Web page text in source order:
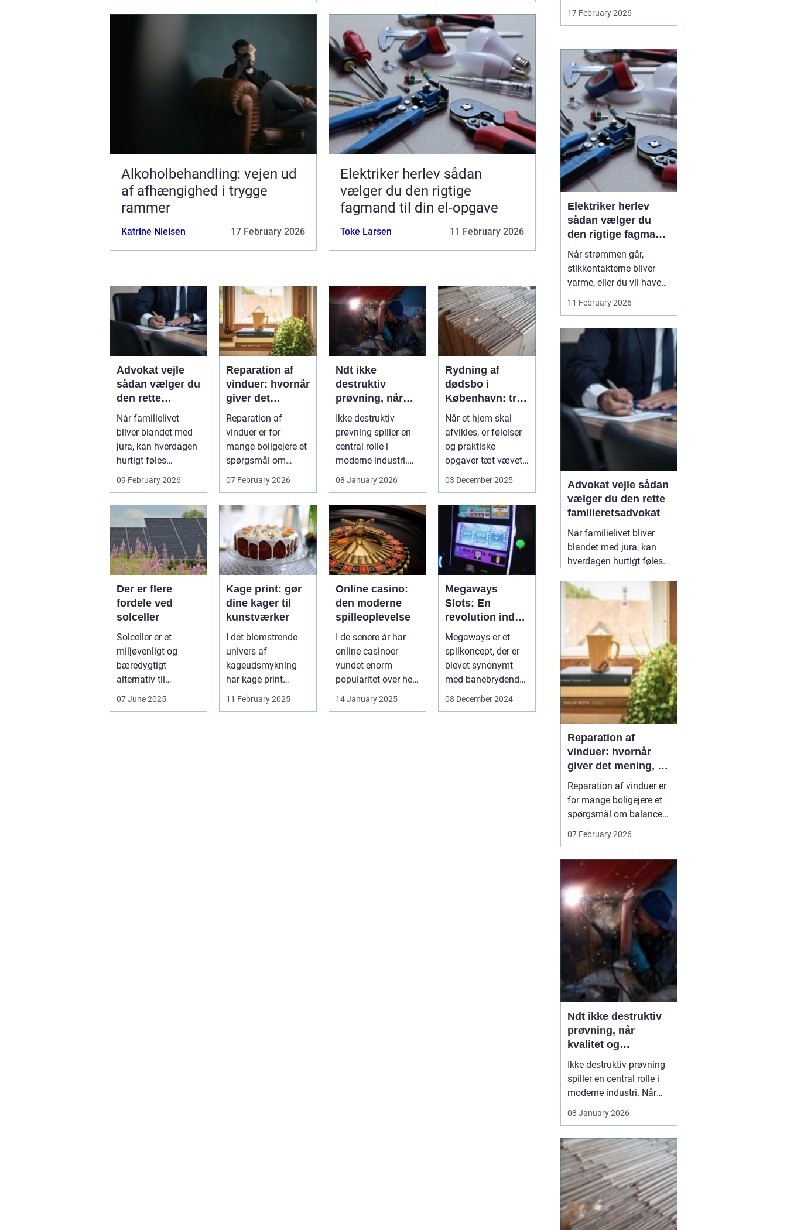
Alkoholbehandling: vejen ud
af afhængighed i trygge
rammer
Katrine Nielsen 17 February 2026
Elektriker herlev sådan
vælger du den rigtige
fagmand til din el-opgave
Toke Larsen 11 February 2026
Advokat vejle
sådan vælger du
den rette
familieretsadvok
at
Når familielivet
bliver blandet med
jura, kan hverdagen
hurtigt føles
uoverskuelig.
Uenighed om børn...
09 February 2026
Reparation af
vinduer: hvornår
giver det
mening, og hvad
skal du vælge?
Reparation af
vinduer er for
mange boligejere et
spørgsmål om
balance. På den
07 February 2026
Ndt ikke
destruktiv
prøvning, når
kvalitet og
sikkerhed er
afgørende
Ikke destruktiv
prøvning spiller en
central rolle i
moderne industri.
trykbærende u...
08 January 2026
Rydning af
dødsbo i
København: tryg
proces og
respekt for boet
Når et hjem skal
afvikles, er følelser
og praktiske
opgaver tæt vævet
samme...
03 December 2025
Der er flere
fordele ved
solceller
Solceller er et
miljøvenligt og
bæredygtigt
alternativ til
07 June 2025
Kage print: gør
dine kager til
kunstværker
I det blomstrende
univers af
kageudsmykning
har kage print
revolutioneret
måden, hvorpå ...
11 February 2025
Online casino:
den moderne
spilleoplevelse
I de senere år har
online casinoer
vundet enorm
popularitet over hele
teknolog...
14 January 2025
Megaways
Slots: En
revolution inden
for online
spilleautomater
Megaways er et
spilkoncept, der er
blevet synonymt
med banebrydende
innovation inden for
08 December 2024
uddannelse og
baggrund. For mange
Et glas for at falde ned
efter arbejde, lidt ekstra i
weekenden, og pludselig
er alkoholen blevet en
nødve...
17 February 2026
Elektriker herlev
sådan vælger du
den rigtige fagmand
til din el-opgave
Når strømmen går,
stikkontakterne bliver
varme, eller du vil have
ny belysning i hjemmet,
bliver valget af elektriker
Mange søger
efter en
hvordan vurd...
11 February 2026
Advokat vejle sådan
vælger du den rette
familieretsadvokat
Når familielivet bliver
blandet med jura, kan
hverdagen hurtigt føles
om børn, ægteskab, arv
eller bolig handler
sjældent kun om
paragraffer, men også
om følelser, tryghed og
fremtid. I sådan en
situation kan en09
February 2026
Reparation af
vinduer: hvornår
giver det mening, og
hvad skal du
vælge?
Reparation af vinduer er
for mange boligejere et
spørgsmål om balance.
På den ene side vil du
gerne bevare husets
unødvendige udgifter. På
den anden side skal
vinduerne være tætte,
ene...
07 February 2026
Ndt ikke destruktiv
prøvning, når
kvalitet og
sikkerhed er
afgørende
Ikke destruktiv prøvning
spiller en central rolle i
moderne industri. Når
udstyr, tanke eller
kontrolleres, skal det ske
uden at ødelægge
emnet. Her kommerN...
08 January 2026